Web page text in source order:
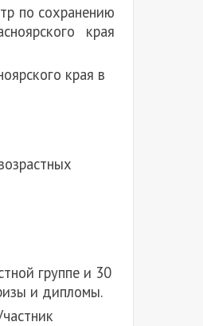
по сохранению
края
края в
группе и 30
и дипломы.